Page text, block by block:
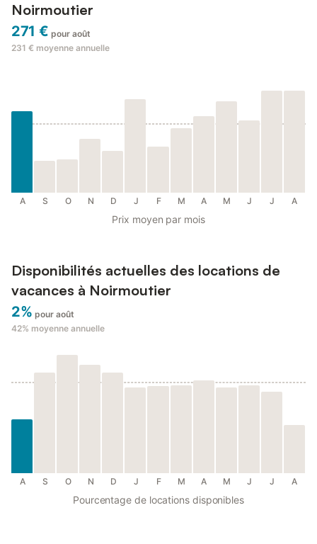
Noirmoutier
271 € pour août
231 € moyenne annuelle
A S O N D J F M A M J J A
Prix moyen par mois
Disponibilités actuelles des locations de
vacances à Noirmoutier
2% pour août
42% moyenne annuelle
A S O N D J F M A M J J A
Pourcentage de locations disponibles